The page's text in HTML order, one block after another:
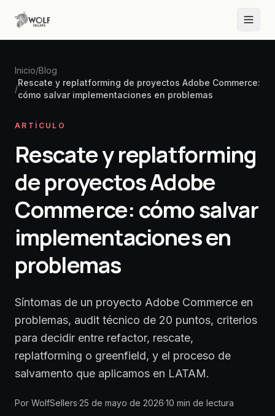
Inicio/Blog
/
Rescate y replatforming de proyectos Adobe Commerce:
cómo salvar implementaciones en problemas
ARTÍCULO
Rescate y replatforming
de proyectos Adobe
Commerce: cómo salvar
implementaciones en
problemas
Síntomas de un proyecto Adobe Commerce en
problemas, audit técnico de 20 puntos, criterios
para decidir entre refactor, rescate,
replatforming o greenfield, y el proceso de
salvamento que aplicamos en LATAM.
Por WolfSellers·25 de mayo de 2026·10 min de lectura